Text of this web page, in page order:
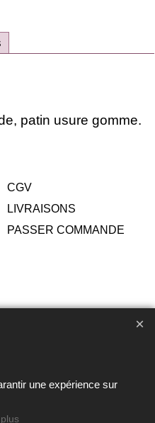
patin usure gomme.
CGV
LIVRAISONS
PASSER COMMANDE
ou autres éléments des
strictement interdite sous
une expérience sur